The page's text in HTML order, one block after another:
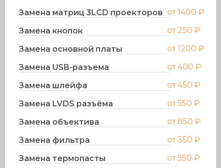
Замена матриц 3LCD проекторов от 1400 ₽
Замена кнопок
от 250 ₽
Замена основной платы
от 1200 ₽
Замена USB-разъема
от 400 ₽
Замена шлейфа
от 450 ₽
Замена LVDS разъёма
от 550 ₽
Замена объектива
от 850 ₽
Замена фильтра
от 350 ₽
Замена термопасты
от 550 ₽